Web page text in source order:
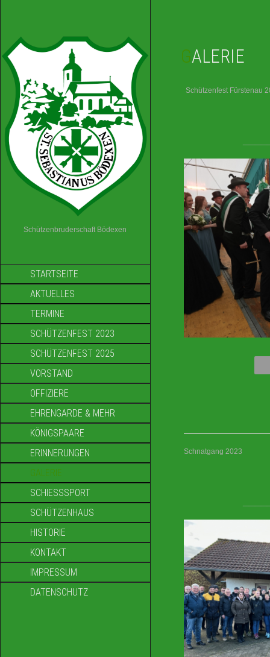
Schützenbruderschaft Bödexen
STARTSEITE
AKTUELLES
TERMINE
SCHÜTZENFEST 2023
SCHÜTZENFEST 2025
VORSTAND
OFFIZIERE
EHRENGARDE & MEHR
KÖNIGSPAARE
ERINNERUNGEN
GALERIE
SCHIESSSPORT
SCHÜTZENHAUS
HISTORIE
KONTAKT
IMPRESSUM
DATENSCHUTZ
GALERIE
Schützenfest Fürstenau
Schnatgang 2023